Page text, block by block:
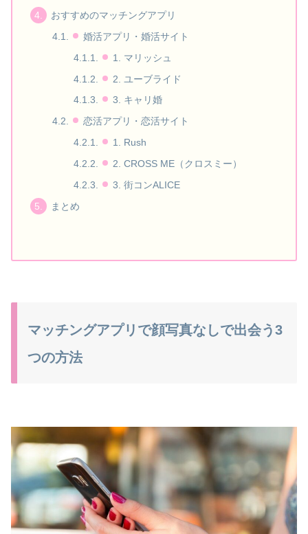
おすすめのマッチングアプリ
婚活アプリ・婚活サイト
1. マリッシュ
2. ユーブライド
3. キャリ婚
恋活アプリ・恋活サイト
1. Rush
2. CROSS ME（クロスミー）
3. 街コンALICE
まとめ
マッチングアプリで顔写真なしで出会う3
つの方法